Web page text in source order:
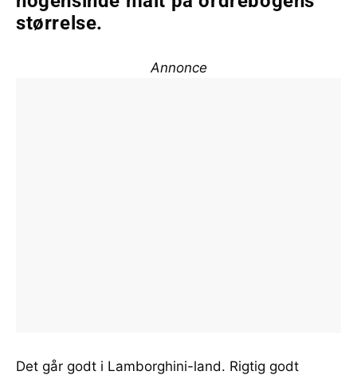
størrelse.
Annonce
Det går godt i Lamborghini-land. Rigtig godt